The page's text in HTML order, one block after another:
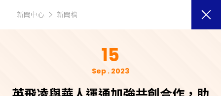
新聞中心 新聞稿
15
Sep . 2023